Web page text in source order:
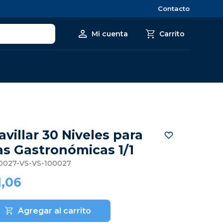
Contacto
30 Niveles para
Gastronómicas 1/1
VS-VS-100027
Agregar al carrito